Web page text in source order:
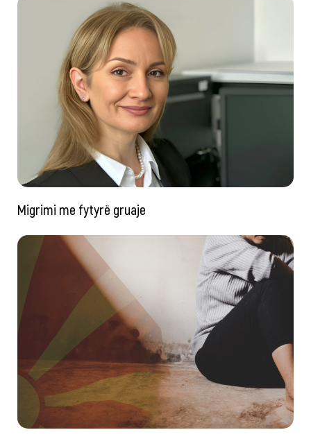
Migrimi me fytyrë gruaje